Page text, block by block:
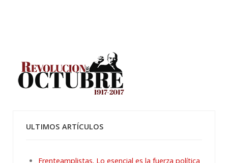
ULTIMOS ARTÍCULOS
Frenteamplistas. Lo esencial es la fuerza política